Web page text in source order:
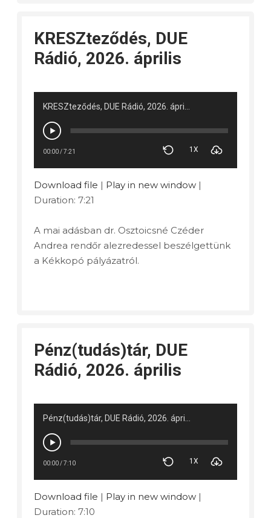
KRESZteződés, DUE
Rádió, 2026. április
00:00/7:21 1X
Download file | Play in new window |
Duration: 7:21
A mai adásban dr. Osztoicsné Czéder
Andrea rendőr alezredessel beszélgettünk
a Kékkopó pályázatról.
Pénz(tudás)tár, DUE
Rádió, 2026. április
00:00/7:10 1X
Download file | Play in new window |
Duration: 7:10